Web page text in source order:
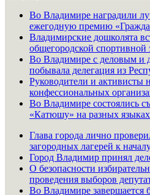
Во Владимире наградили
ежегодную премию
Владимирские дошколята
общегородской спортивной
Во Владимире с деловым и
побывала делегация из
Руководители и активисты
конфессиональных
Во Владимире состоялись
«Катюшу» на разных
Глава города лично
загородных лагерей к
Город Владимир принял
О безопасности
проведения выборов
Во Владимире